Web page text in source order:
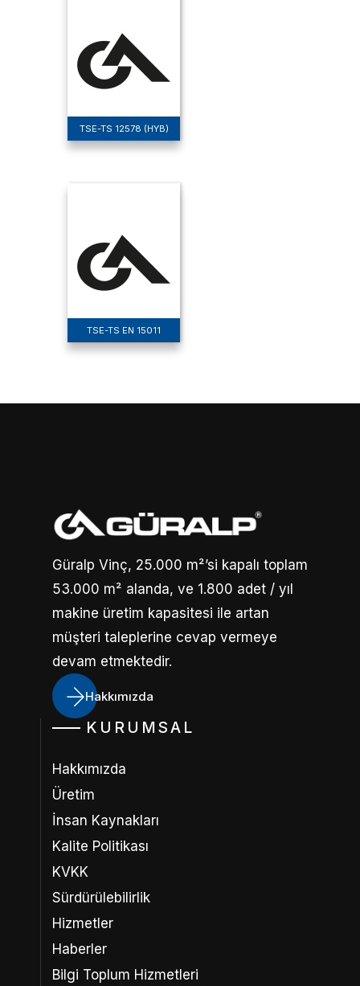
TSE-TS 12578 (HYB)
TSE-TS EN 15011
Güralp Vinç, 25.000 m²’si kapalı toplam
53.000 m² alanda, ve 1.800 adet / yıl
makine üretim kapasitesi ile artan
müşteri taleplerine cevap vermeye
devam etmektedir.
Hakkımızda
KURUMSAL
Hakkımızda
Üretim
İnsan Kaynakları
Kalite Politikası
KVKK
Sürdürülebilirlik
Hizmetler
Haberler
Bilgi Toplum Hizmetleri